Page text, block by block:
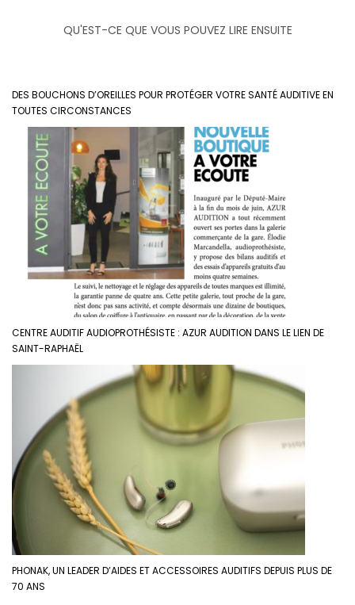
QU'EST-CE QUE VOUS POUVEZ LIRE ENSUITE
DES BOUCHONS D’OREILLES POUR PROTÉGER VOTRE SANTÉ AUDITIVE EN
TOUTES CIRCONSTANCES
CENTRE AUDITIF AUDIOPROTHÉSISTE : AZUR AUDITION DANS LE LIEN DE
SAINT-RAPHAËL
PHONAK, UN LEADER D’AIDES ET ACCESSOIRES AUDITIFS DEPUIS PLUS DE
70 ANS